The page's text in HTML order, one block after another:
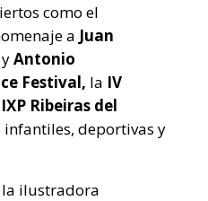
como el
a Juan
yAntonio
Festival, la IV
Ribeiras del
deportivas y
la ilustradora